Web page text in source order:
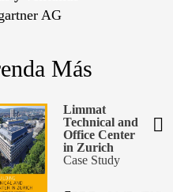
AG
Más
Limmat
Technical and
Office Center
in Zurich
Case Study